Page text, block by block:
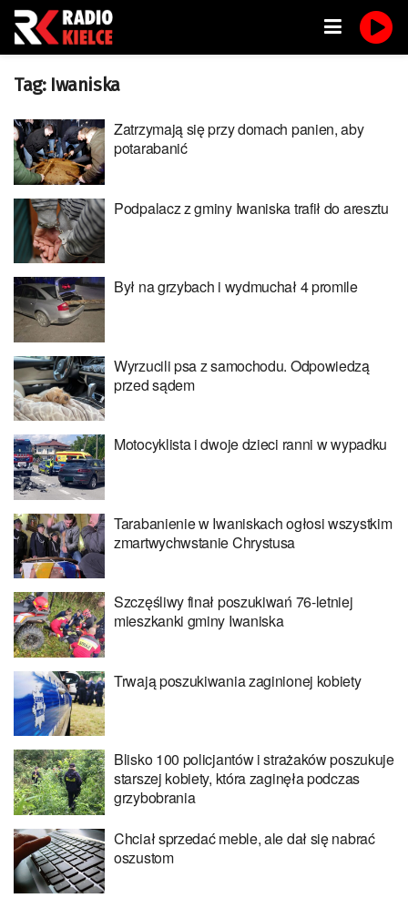
Tag: Iwaniska
Zatrzymają się przy domach panien, aby
potarabanić
Podpalacz z gminy Iwaniska trafił do aresztu
Był na grzybach i wydmuchał 4 promile
Wyrzucili psa z samochodu. Odpowiedzą
przed sądem
Motocyklista i dwoje dzieci ranni w wypadku
Tarabanienie w Iwaniskach ogłosi wszystkim
zmartwychwstanie Chrystusa
Szczęśliwy finał poszukiwań 76-letniej
mieszkanki gminy Iwaniska
Trwają poszukiwania zaginionej kobiety
Blisko 100 policjantów i strażaków poszukuje
starszej kobiety, która zaginęła podczas
grzybobrania
Chciał sprzedać meble, ale dał się nabrać
oszustom